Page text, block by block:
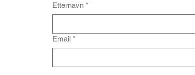
Etternavn *
Email *